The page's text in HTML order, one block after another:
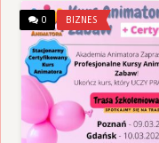
0 BIZNES